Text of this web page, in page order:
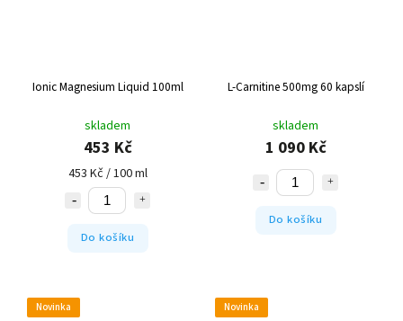
Ionic Magnesium Liquid 100ml
skladem
453 Kč
453 Kč / 100 ml
Do košíku
L-Carnitine 500mg 60 kapslí
skladem
1 090 Kč
Do košíku
Novinka Novinka